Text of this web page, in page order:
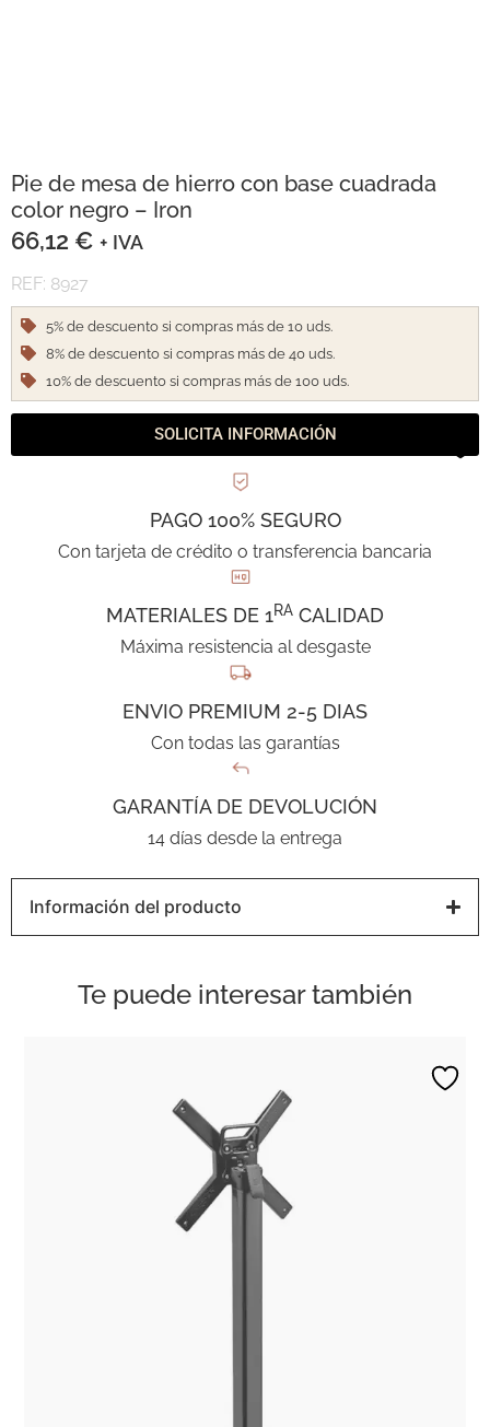
Pie de mesa de hierro con base cuadrada
color negro – Iron
66,12 € + IVA
REF: 8927
5% de descuento si compras más de 10 uds.
8% de descuento si compras más de 40 uds.
10% de descuento si compras más de 100 uds.
SOLICITA INFORMACIÓN
PAGO 100% SEGURO
Con tarjeta de crédito o transferencia bancaria
MATERIALES DE 1RA CALIDAD
Máxima resistencia al desgaste
ENVIO PREMIUM 2-5 DIAS
Con todas las garantías
GARANTÍA DE DEVOLUCIÓN
14 días desde la entrega
Información del producto
Te puede interesar también